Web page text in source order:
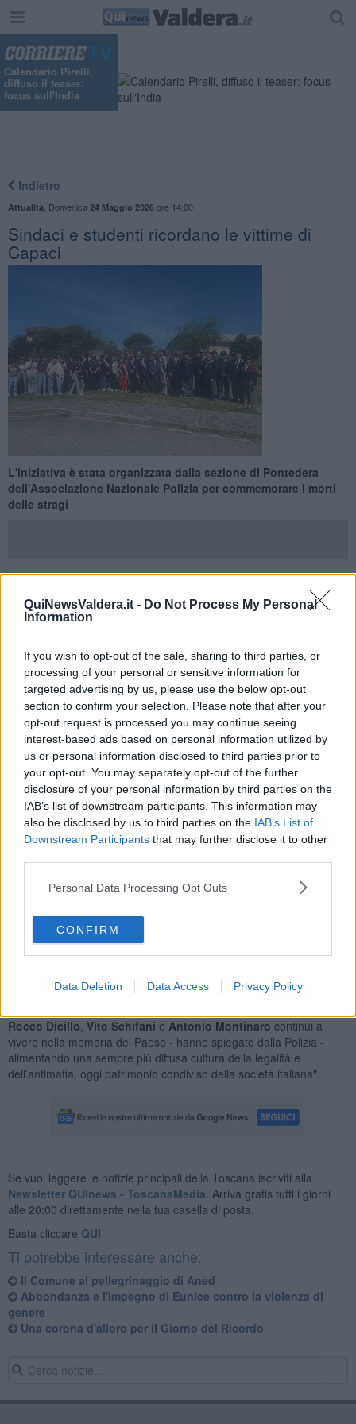
QuiNewsValdera.it - Do Not Process My Personal
Information
If you wish to opt-out of the sale, sharing to third parties, or
processing of your personal or sensitive information for
targeted advertising by us, please use the below opt-out
section to confirm your selection. Please note that after your
opt-out request is processed you may continue seeing
interest-based ads based on personal information utilized by
us or personal information disclosed to third parties prior to
your opt-out. You may separately opt-out of the further
disclosure of your personal information by third parties on the
IAB’s list of downstream participants. This information may
also be disclosed by us to third parties on the IAB’s List of
Downstream Participants that may further disclose it to other
Personal Data Processing Opt Outs
CONFIRM
Data Deletion Data Access Privacy Policy
Calendario Pirelli,
diffuso il teaser:
focus sull'India
Indietro
Attualità Domenica 24 Maggio 2026ore 14:00
Sindaci e studenti ricordano le vittime di
Capaci
L'iniziativa è stata organizzata dalla sezione di Pontedera
dell'Associazione Nazionale Polizia per commemorare i morti
delle stragi
CALCINAIA —Nella giornata di ieri, sabato 23 Maggio,
anniversario della
pontederese dell'Associazione Nazionale Poliziain piazza
Paolo Borsellino a Fornacette, dove si trova il monumento
inaugurato nel 2020.
All'iniziativa hanno partecipatoCalogero Pace, presidente della
sezione di Pontedera, il questoreSalvatore Barilaro, il colonnello
Ivan Boracchia, comandante provinciale dell'Arma dei Carabinieri
e il tenente colonnelloMarco Sportelli, del comando provinciale
della Guardia di Finanza. Con loro, anche volontari e i sindaci
Cristiano Alderigi,Marica Guerrini,Manuela Del Grandee
Fabio Tedeschi, con i colleghiSusana Gutierrezdi Vilanova del
Camì e Naji Chahinedi Amilly. Presenti anche numerosi
amministratori di altri Comuni.
Alla manifestazione hanno partecipato anche25 alunni della terza
media della "Gandhi"
di Pontedera e
medie di Fornacette e Calcinaia
istituzionale, civile e associativa alle iniziative commemorative
testimonia quanto il sacrificio del giudice
Giovanni Falcone
Rocco Dicillo Vito Schifani e Antonio Montinaro continui a
vivere nella memoria del Paese - hanno spiegato dalla Polizia -
alimentando una sempre più diffusa cultura della legalità e
dell’antimafia, oggi patrimonio condiviso della società italiana".
Se vuoi leggere le notizie principali della Toscana iscriviti alla
Newsletter QUInews - ToscanaMedia. Arriva gratis tutti i giorni
alle 20:00 direttamente nella tua casella di posta.
Basta cliccare QUI
Ti potrebbe interessare anche:
Il Comune al pellegrinaggio di Aned
Abbondanza e l'impegno di Eunice contro la violenza di
genere
Una corona d'alloro per il Giorno del Ricordo